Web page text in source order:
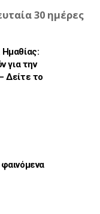
30 ημέρες
για την
Δείτε το